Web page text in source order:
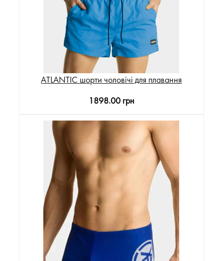
ATLANTIC шорти чоловічі для плавання
1898.00 грн